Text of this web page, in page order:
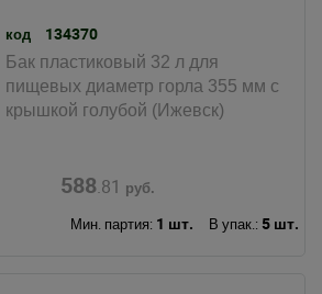
код 134370
Бак пластиковый 32 л для
пищевых диаметр горла 355 мм с
крышкой голубой (Ижевск)
588.81 руб.
Мин. партия: 1 шт. В упак.: 5 шт.